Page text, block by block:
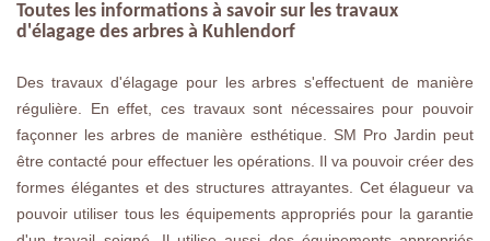
Toutes les informations à savoir sur les travaux
d'élagage des arbres à Kuhlendorf
Des travaux d'élagage pour les arbres s'effectuent de manière
régulière. En effet, ces travaux sont nécessaires pour pouvoir
façonner les arbres de manière esthétique. SM Pro Jardin peut
être contacté pour effectuer les opérations. Il va pouvoir créer des
formes élégantes et des structures attrayantes. Cet élagueur va
pouvoir utiliser tous les équipements appropriés pour la garantie